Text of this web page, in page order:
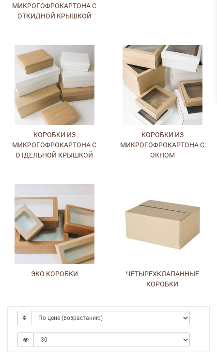
МИКРОГОФРОКАРТОНА С
ОТКИДНОЙ КРЫШКОЙ
КОРОБКИ ИЗ
МИКРОГОФРОКАРТОНА С
ОТДЕЛЬНОЙ КРЫШКОЙ
КОРОБКИ ИЗ
МИКРОГОФРОКАРТОНА С
ОКНОМ
ЭКО КОРОБКИ
ЧЕТЫРЕХКЛАПАННЫЕ
КОРОБКИ